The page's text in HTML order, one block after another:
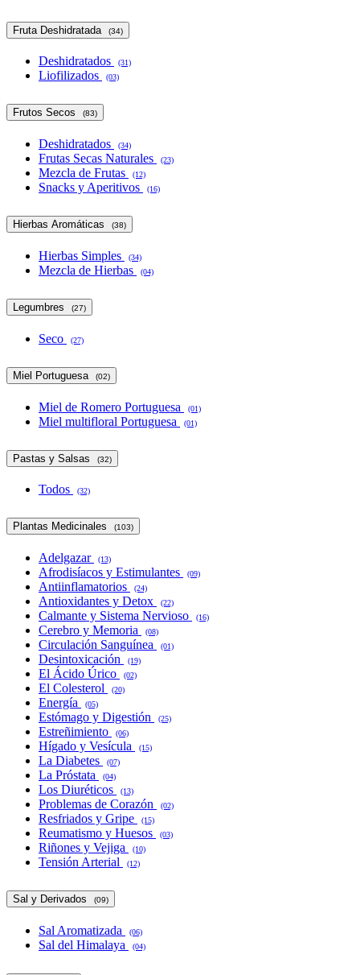
Fruta Deshidratada (34)
Deshidratados (31)
Liofilizados (03)
Frutos Secos (83)
Deshidratados (34)
Frutas Secas Naturales (23)
Mezcla de Frutas (12)
Snacks y Aperitivos (16)
Hierbas Aromáticas (38)
Hierbas Simples (34)
Mezcla de Hierbas (04)
Legumbres (27)
Seco (27)
Miel Portuguesa (02)
Miel de Romero Portuguesa (01)
Miel multifloral Portuguesa (01)
Pastas y Salsas (32)
Todos (32)
Plantas Medicinales (103)
Adelgazar (13)
Afrodisíacos y Estimulantes (09)
Antiinflamatorios (24)
Antioxidantes y Detox (22)
Calmante y Sistema Nervioso (16)
Cerebro y Memoria (08)
Circulación Sanguínea (01)
Desintoxicación (19)
El Ácido Úrico (02)
El Colesterol (20)
Energía (05)
Estómago y Digestión (25)
Estreñimiento (06)
Hígado y Vesícula (15)
La Diabetes (07)
La Próstata (04)
Los Diuréticos (13)
Problemas de Corazón (02)
Resfriados y Gripe (15)
Reumatismo y Huesos (03)
Riñones y Vejiga (10)
Tensión Arterial (12)
Sal y Derivados (09)
Sal Aromatizada (06)
Sal del Himalaya (04)